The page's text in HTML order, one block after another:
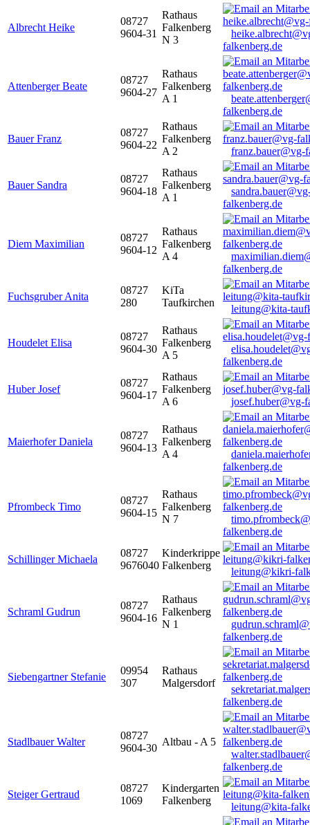
Albrecht Heike
08727
9604-31
Rathaus
Falkenberg
N 3
falkenberg.de
Attenberger Beate
08727
9604-27
Rathaus
Falkenberg
A 1
falkenberg.de
Bauer Franz
08727
9604-22
Rathaus
Falkenberg
A 2
franz.bauer@vg-
Bauer Sandra
08727
9604-18
Rathaus
Falkenberg
A 1
falkenberg.de
Diem Maximilian
08727
9604-12
Rathaus
Falkenberg
A 4
falkenberg.de
Fuchsgruber Anita
08727
280
KiTa
Taufkirchen
leitung@kita-
Houdelet Elisa
08727
9604-30
Rathaus
Falkenberg
A 5
falkenberg.de
Huber Josef
08727
9604-17
Rathaus
Falkenberg
A 6
josef.huber@vg-
Maierhofer Daniela
08727
9604-13
Rathaus
Falkenberg
A 4
falkenberg.de
Pfrombeck Timo
08727
9604-15
Rathaus
Falkenberg
N 7
falkenberg.de
Schillinger Michaela
08727
9676040
Kinderkrippe
Falkenberg
leitung@kikri-
Schraml Gudrun
08727
9604-16
Rathaus
Falkenberg
N 1
falkenberg.de
Siebengartner Stefanie
09954
307
Rathaus
Malgersdorf
falkenberg.de
Stadlbauer Walter
08727
9604-30
Altbau - A 5
falkenberg.de
Steiger Gertraud
08727
1069
Kindergarten
Falkenberg
leitung@kita-